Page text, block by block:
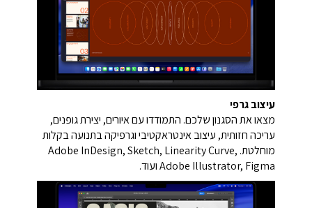
עיצוב גרפי
מצאו את הסגנון שלכם. התמודדו עם איורים, יצירת גופנים,
עריכה חזותית, עיצוב אינטראקטיבי וגרפיקה בתנועה בקלות
מוחלטת. Adobe InDesign, Sketch, Linearity Curve,
Adobe Illustrator, Figma ועוד.